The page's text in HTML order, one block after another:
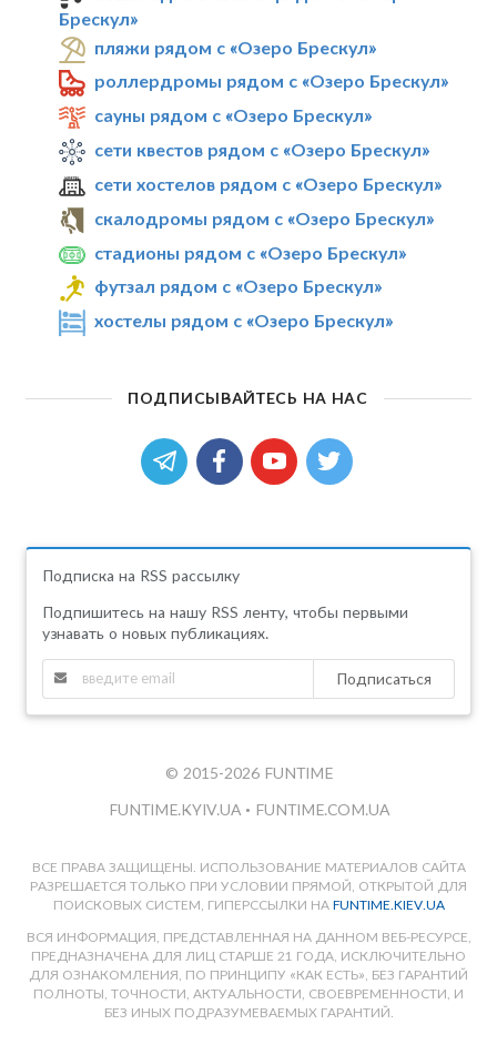
Брескул»
пляжи рядом с «Озеро Брескул»
роллердромы рядом с «Озеро Брескул»
сауны рядом с «Озеро Брескул»
сети квестов рядом с «Озеро Брескул»
сети хостелов рядом с «Озеро Брескул»
скалодромы рядом с «Озеро Брескул»
стадионы рядом с «Озеро Брескул»
футзал рядом с «Озеро Брескул»
хостелы рядом с «Озеро Брескул»
ПОДПИСЫВАЙТЕСЬ НА НАС
Подписка на RSS рассылку
Подпишитесь на нашу RSS ленту, чтобы первыми
узнавать о новых публикациях.
Подписаться
© 2015-2026 FUNTIME
FUNTIME.KYIV.UA • FUNTIME.COM.UA
ВСЕ ПРАВА ЗАЩИЩЕНЫ. ИСПОЛЬЗОВАНИЕ МАТЕРИАЛОВ САЙТА
РАЗРЕШАЕТСЯ ТОЛЬКО ПРИ УСЛОВИИ ПРЯМОЙ, ОТКРЫТОЙ ДЛЯ
ПОИСКОВЫХ СИСТЕМ, ГИПЕРССЫЛКИ НА FUNTIME.KIEV.UA
ВСЯ ИНФОРМАЦИЯ, ПРЕДСТАВЛЕННАЯ НА ДАННОМ ВЕБ-РЕСУРСЕ,
ПРЕДНАЗНАЧЕНА ДЛЯ ЛИЦ СТАРШЕ 21 ГОДА, ИСКЛЮЧИТЕЛЬНО
ДЛЯ ОЗНАКОМЛЕНИЯ, ПО ПРИНЦИПУ «КАК ЕСТЬ», БЕЗ ГАРАНТИЙ
ПОЛНОТЫ, ТОЧНОСТИ, АКТУАЛЬНОСТИ, СВОЕВРЕМЕННОСТИ, И
БЕЗ ИНЫХ ПОДРАЗУМЕВАЕМЫХ ГАРАНТИЙ.